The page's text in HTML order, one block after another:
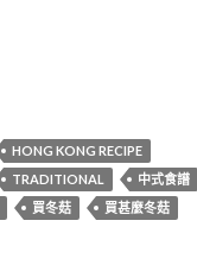
HONG KONG RECIPE
TRADITIONAL
中式食譜
買冬菇
買甚麼冬菇